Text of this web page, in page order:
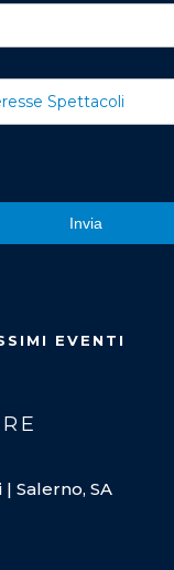
Invia
EVENTI
Salerno, SA